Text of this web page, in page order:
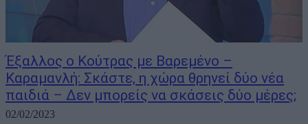
Έξαλλος ο Κούτρας με Βαρεμένο –
Καραμανλή: Σκάστε, η χώρα θρηνεί δύο νέα
παιδιά – Δεν μπορείς να σκάσεις δύο μέρες;
02/02/2023